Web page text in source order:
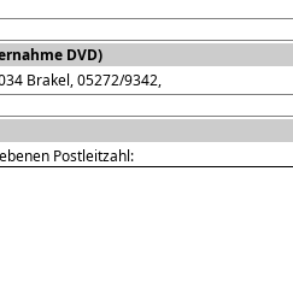
DVD)
Brakel, 05272/9342,
Postleitzahl: